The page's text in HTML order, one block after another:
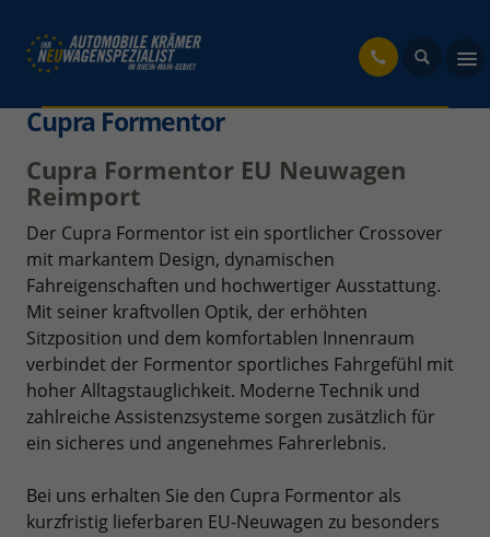
Cupra Formentor
Cupra Formentor EU Neuwagen
Reimport
Der Cupra Formentor ist ein sportlicher Crossover
mit markantem Design, dynamischen
Fahreigenschaften und hochwertiger Ausstattung.
Mit seiner kraftvollen Optik, der erhöhten
Sitzposition und dem komfortablen Innenraum
verbindet der Formentor sportliches Fahrgefühl mit
hoher Alltagstauglichkeit. Moderne Technik und
zahlreiche Assistenzsysteme sorgen zusätzlich für
ein sicheres und angenehmes Fahrerlebnis.
Bei uns erhalten Sie den Cupra Formentor als
kurzfristig lieferbaren EU-Neuwagen zu besonders